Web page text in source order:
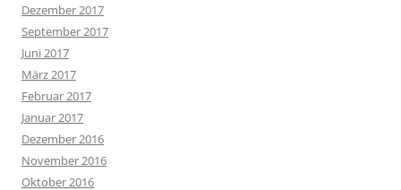
Dezember 2017
September 2017
Juni 2017
März 2017
Februar 2017
Januar 2017
Dezember 2016
November 2016
Oktober 2016